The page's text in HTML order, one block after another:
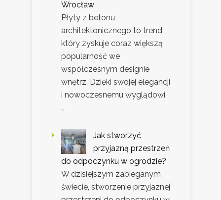
Wrocław
Płyty z betonu
architektonicznego to trend,
który zyskuje coraz większą
popularność we
współczesnym designie
wnętrz. Dzięki swojej elegancji
i nowoczesnemu wyglądowi,
…
Jak stworzyć
przyjazną przestrzeń
do odpoczynku w ogrodzie?
W dzisiejszym zabieganym
świecie, stworzenie przyjaznej